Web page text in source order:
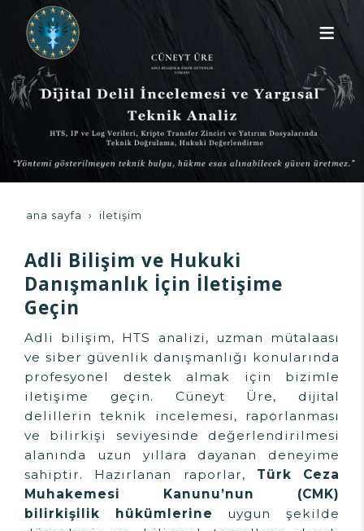
ana sayfa i̇letişim
Adli Bilişim ve Hukuki
Danışmanlık İçin İletişime
Geçin
Adli bilişim, HTS analizi, uzman mütalaası
ve siber güvenlik danışmanlığı konularında
profesyonel destek almak için bizimle
iletişime geçin. Cüneyt Üre, dijital
delillerin teknik incelemesi, raporlanması
ve bilirkişi seviyesinde değerlendirilmesi
alanında uzun yıllara dayanan deneyime
sahiptir. Hazırlanan raporlar, Türk Ceza
Muhakemesi Kanunu’nun (CMK)
bilirkişilik hükümlerine uygun şekilde